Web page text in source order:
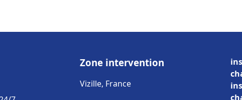
Zone intervention
Vizille, France